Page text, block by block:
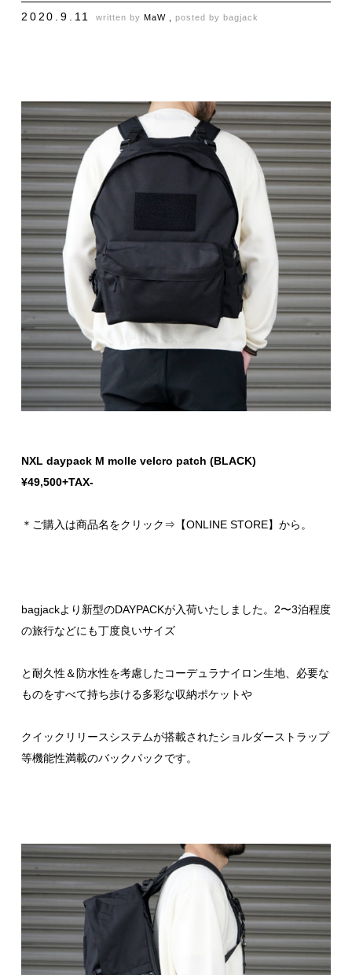
2020.9.11 written by MaW , posted by bagjack
NXL daypack M molle velcro patch (BLACK)
¥49,500+TAX-
＊ご購入は商品名をクリック⇒【ONLINE STORE】から。
bagjackより新型のDAYPACKが入荷いたしました。2〜3泊程度
の旅行などにも丁度良いサイズ
と耐久性＆防水性を考慮したコーデュラナイロン生地、必要な
ものをすべて持ち歩ける多彩な収納ポケットや
クイックリリースシステムが搭載されたショルダーストラップ
等機能性満載のバックパックです。